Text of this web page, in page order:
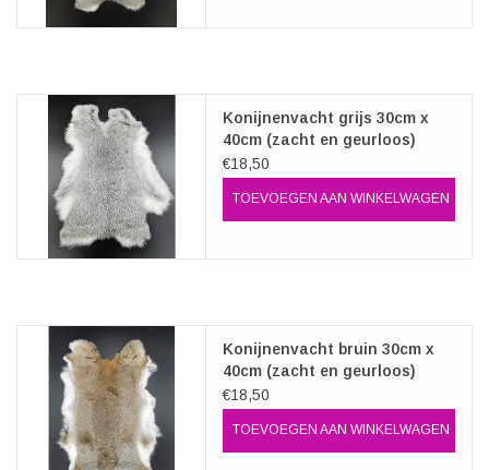
Konijnenvacht grijs 30cm x
40cm (zacht en geurloos)
€18,50
TOEVOEGEN AAN WINKELWAGEN
Konijnenvacht bruin 30cm x
40cm (zacht en geurloos)
€18,50
TOEVOEGEN AAN WINKELWAGEN